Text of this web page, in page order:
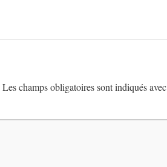
Les champs obligatoires sont indiqués avec